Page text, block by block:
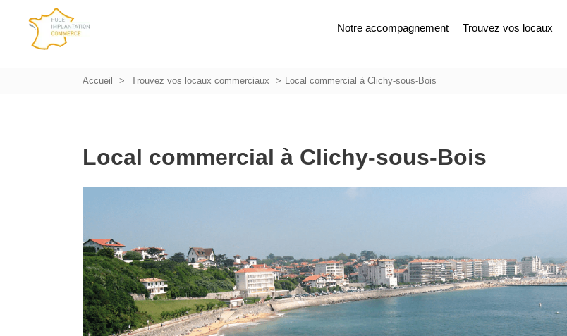
Notre accompagnement Trouvez vos locaux
Accueil Trouvez vos locaux commerciaux Local commercial à Clichy-sous-Bois
Local commercial à Clichy-sous-Bois